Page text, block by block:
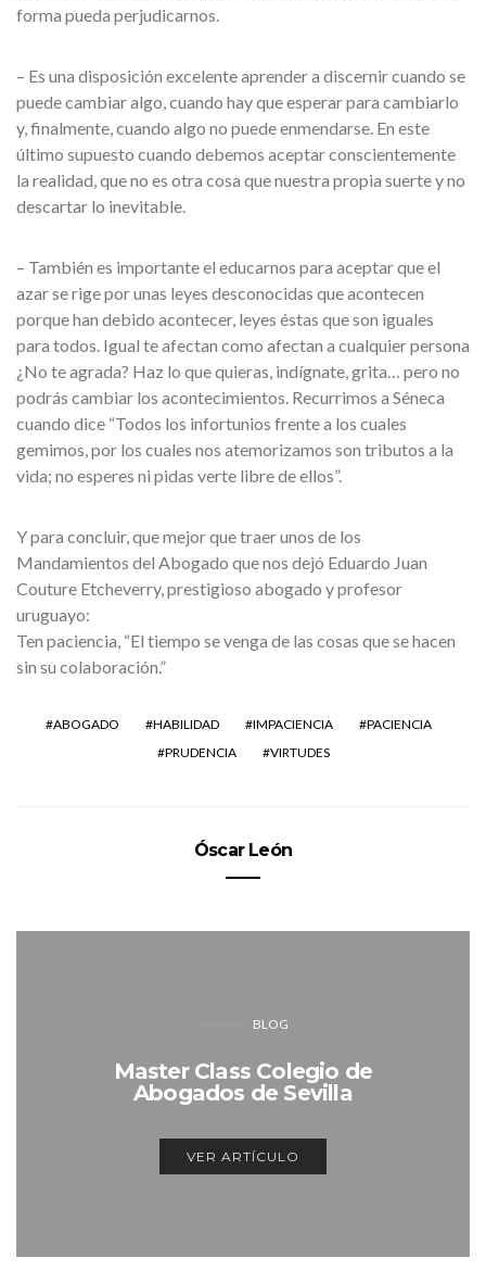
forma pueda perjudicarnos.
– Es una disposición excelente aprender a discernir cuando se
puede cambiar algo, cuando hay que esperar para cambiarlo
y, finalmente, cuando algo no puede enmendarse. En este
último supuesto cuando debemos aceptar conscientemente
la realidad, que no es otra cosa que nuestra propia suerte y no
descartar lo inevitable.
– También es importante el educarnos para aceptar que el
azar se rige por unas leyes desconocidas que acontecen
porque han debido acontecer, leyes éstas que son iguales
para todos. Igual te afectan como afectan a cualquier persona
¿No te agrada? Haz lo que quieras, indígnate, grita… pero no
podrás cambiar los acontecimientos. Recurrimos a Séneca
cuando dice “Todos los infortunios frente a los cuales
gemimos, por los cuales nos atemorizamos son tributos a la
vida; no esperes ni pidas verte libre de ellos”.
Y para concluir, que mejor que traer unos de los
Mandamientos del Abogado que nos dejó Eduardo Juan
Couture Etcheverry, prestigioso abogado y profesor
uruguayo:
Ten paciencia, “El tiempo se venga de las cosas que se hacen
sin su colaboración.”
ABOGADO HABILIDAD IMPACIENCIA
PACIENCIA
PRUDENCIA
VIRTUDES
Óscar León
BLOG
Master Class Colegio de
Abogados de Sevilla
VER ARTÍCULO